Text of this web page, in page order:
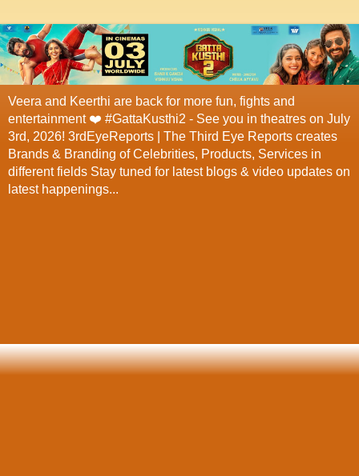
Veera and Keerthi are back for more fun, fights and
entertainment ❤️ #GattaKusthi2 - See you in theatres on July
3rd, 2026! 3rdEyeReports | The Third Eye Reports creates
Brands & Branding of Celebrities, Products, Services in
different fields Stay tuned for latest blogs & video updates on
latest happenings...